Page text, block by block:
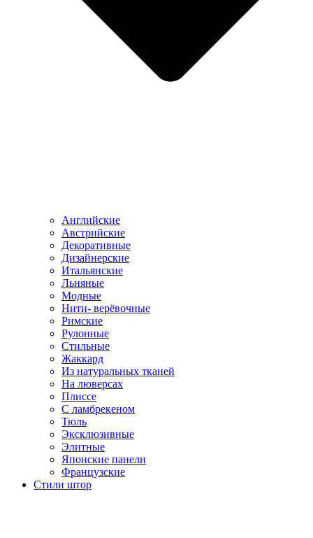
Английские
Австрийские
Декоративные
Дизайнерские
Итальянские
Льняные
Модные
Нити- верёвочные
Римские
Рулонные
Стильные
Жаккард
Из натуральных тканей
На люверсах
Плиссе
С ламбрекеном
Тюль
Эксклюзивные
Элитные
Японские панели
Французские
Стили штор